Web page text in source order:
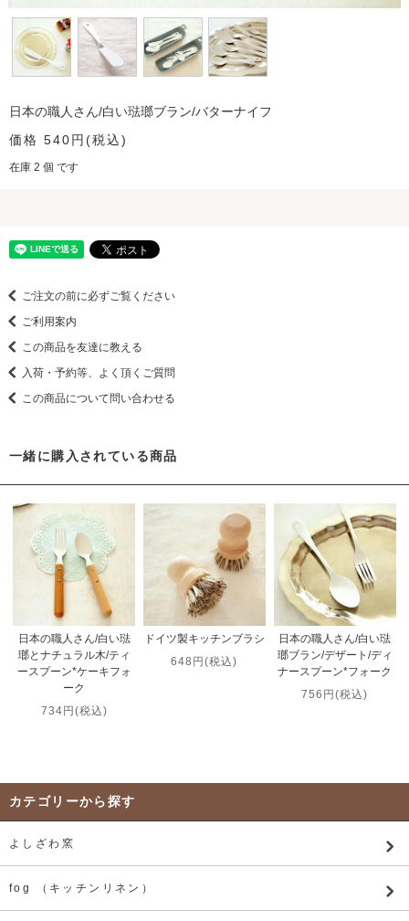
日本の職人さん/白い琺瑯ブラン/バターナイフ
価格 540円(税込)
在庫 2 個 です
ご注文の前に必ずご覧ください
ご利用案内
この商品を友達に教える
入荷・予約等、よく頂くご質問
この商品について問い合わせる
一緒に購入されている商品
日本の職人さん/白い琺
瑯とナチュラル木/ティ
ースプーン*ケーキフォ
ーク
734円(税込)
ドイツ製キッチンブラシ
648円(税込)
日本の職人さん/白い琺
瑯ブラン/デザート/ディ
ナースプーン*フォーク
756円(税込)
カテゴリーから探す
よしざわ窯
fog （キッチンリネン）